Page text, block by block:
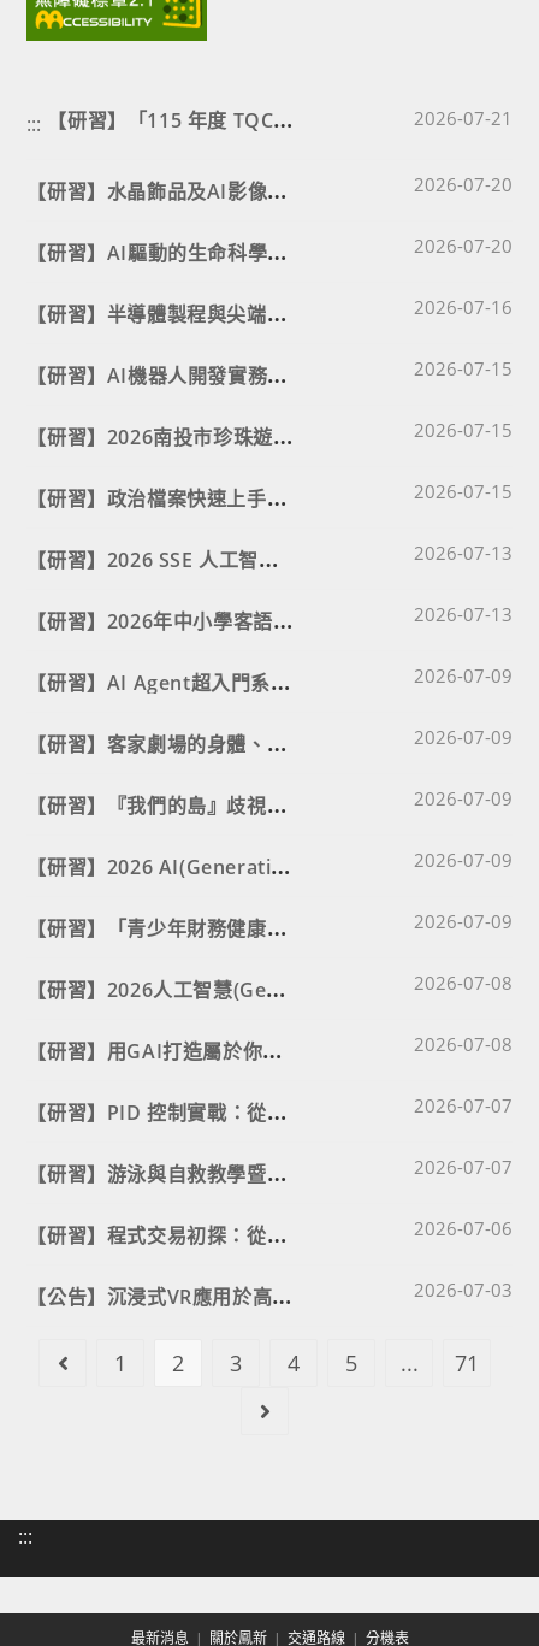
::: 【
研習】「115 年度 TQC AI 數據分析 Excel 教師研習會」、「115年度 TQC 電子商務與 AI 應用」及「115 年度 TQC+ GenAI 輔助資料擷取與分析 Python 3 教師研習會」 Post published:
2026-07-21
【
研習】水晶飾品及AI影像創作美學工作坊 Post published:
2026-07-20
【
研習】AI驅動的生命科學新視界：從基因到代謝的整合探索教師研習營 Post published:
2026-07-20
【
研習】半導體製程與尖端量測技術教師實務研習 Post published:
2026-07-16
【
研習】AI機器人開發實務研習營 Post published:
2026-07-15
【
研習】2026南投市珍珠遊程設計全國競賽－ Pearl&Hub教師研習工作坊 Post published:
2026-07-15
【
研習】政治檔案快速上手GOGOGO Post published:
2026-07-15
【
研習】2026 SSE 人工智慧（AI 生成式規劃與應用）國際證照教師研習營 Post published:
2026-07-13
【
研習】2026年中小學客語教師教學精進工作坊 Post published:
2026-07-13
【
研習】AI Agent超入門系列研習課程 Post published:
2026-07-09
【
研習】客家劇場的身體、土地與生命書寫：地方記憶戲劇培力工作坊 Post published:
2026-07-09
【
研習】『我們的島』歧視議題式桌遊工作坊 Post published:
2026-07-09
【
研習】2026 AI(Generative AI Planning and Applications)國際證照教師研習營 Post published:
2026-07-09
【
研習】「青少年財務健康校園師生培力計畫」金融教育教師培訓工作坊 Post published:
2026-07-09
【
研習】2026人工智慧(Generative AI Planning and Applications)國際證照種子教師研習營 Post published:
2026-07-08
【
研習】用GAI打造屬於你的教學軟體與工具－生成式人工智慧工作坊 Post published:
2026-07-08
【
研習】PID 控制實戰：從晃動到絲滑的 LEGO 循跡車教師研習營 Post published:
2026-07-07
【
研習】游泳與自救教學暨水域安全教育防溺師資增能工作坊 Post published:
2026-07-07
【
研習】程式交易初探：從交易概念到策略應用研習 Post published:
2026-07-06
【
公告】沉浸式VR應用於高功率元件設計檢測教師研習營 Post published:
2026-07-03
Go to the previous page
1 2 3 4 5 ...
71
Go to the next page
:::
最新消息 關於鳳新 交通路線 分機表